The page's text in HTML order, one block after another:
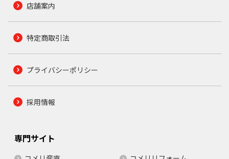
店舗案内
特定商取引法
プライバシーポリシー
採用情報
専門サイト